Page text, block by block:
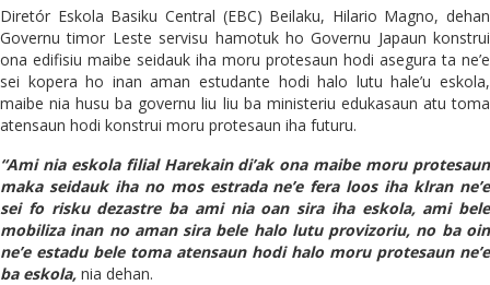
Diretór Eskola Basiku Central (EBC) Beilaku, Hilario Magno, dehan
Governu timor Leste servisu hamotuk ho Governu Japaun konstrui
ona edifisiu maibe seidauk iha moru protesaun hodi asegura ta ne’e
sei kopera ho inan aman estudante hodi halo lutu hale’u eskola,
maibe nia husu ba governu liu liu ba ministeriu edukasaun atu toma
atensaun hodi konstrui moru protesaun iha futuru.
“Ami nia eskola filial Harekain di’ak ona maibe moru protesaun
maka seidauk iha no mos estrada ne’e fera loos iha klran ne’e
sei fo risku dezastre ba ami nia oan sira iha eskola, ami bele
mobiliza inan no aman sira bele halo lutu provizoriu, no ba oin
ne’e estadu bele toma atensaun hodi halo moru protesaun ne’e
ba eskola, nia dehan.